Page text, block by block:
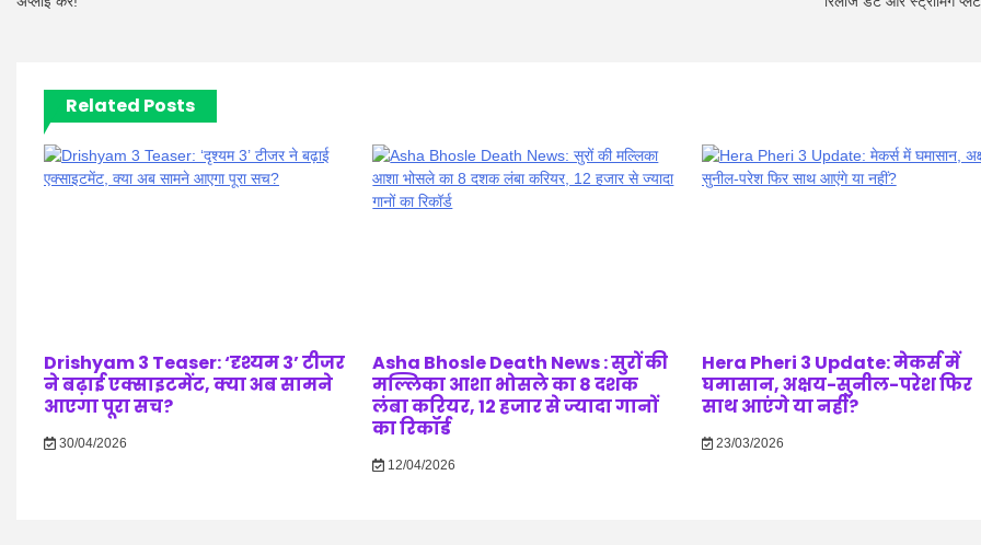
Related Posts
Drishyam 3 Teaser: ‘दृश्यम 3’ टीजर
ने बढ़ाई एक्साइटमेंट, क्या अब सामने
आएगा पूरा सच?
30/04/2026
Asha Bhosle Death News : सुरों की
मल्लिका आशा भोसले का 8 दशक
लंबा करियर, 12 हजार से ज्यादा गानों
का रिकॉर्ड
12/04/2026
Hera Pheri 3 Update: मेकर्स में
घमासान, अक्षय-सुनील-परेश फिर
साथ आएंगे या नहीं?
23/03/2026